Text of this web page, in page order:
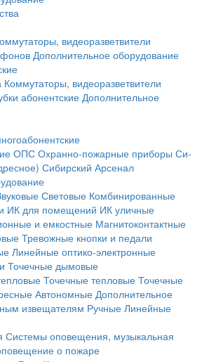
видеоразветвители
Дополнительное оборудование
Коммутаторы, видеоразветвители
абонентские Дополнительное
ОПС Охранно-пожарные приборы Си-
Сибирский Арсенал
Световые Комбинированные
ИК для помещений ИК уличные
и емкостные Магнитоконтактные
Тревожные кнопки и педали
Линейные оптико-электронные
Точечные дымовые
Точечные тепловые Точечные
Автономные Дополнительное
извещателям Ручные Линейные
Системы оповещения, музыкальная
о пожаре